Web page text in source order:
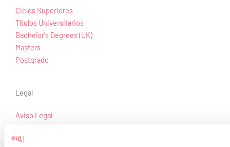
Ciclos Superiores
Títulos Universitarios
Bachelor's Degrees (UK)
Masters
Postgrado
Legal
Aviso Legal
Política de Cookies